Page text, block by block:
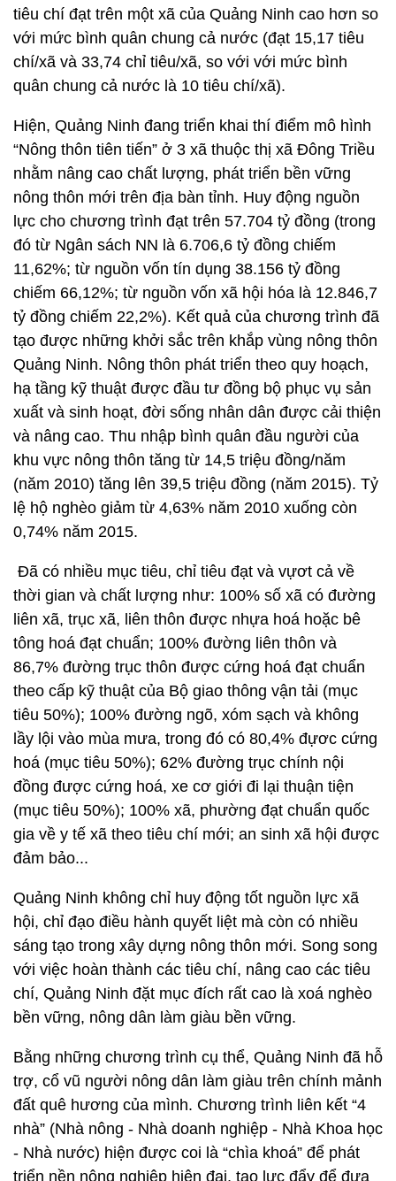
tiêu chí đạt trên một xã của Quảng Ninh cao hơn so
với mức bình quân chung cả nước (đạt 15,17 tiêu
chí/xã và 33,74 chỉ tiêu/xã, so với với mức bình
quân chung cả nước là 10 tiêu chí/xã).
Hiện, Quảng Ninh đang triển khai thí điểm mô hình
“Nông thôn tiên tiến” ở 3 xã thuộc thị xã Đông Triều
nhằm nâng cao chất lượng, phát triển bền vững
nông thôn mới trên địa bàn tỉnh. Huy động nguồn
lực cho chương trình đạt trên 57.704 tỷ đồng (trong
đó từ Ngân sách NN là 6.706,6 tỷ đồng chiếm
11,62%; từ nguồn vốn tín dụng 38.156 tỷ đồng
chiếm 66,12%; từ nguồn vốn xã hội hóa là 12.846,7
tỷ đồng chiếm 22,2%). Kết quả của chương trình đã
tạo được những khởi sắc trên khắp vùng nông thôn
Quảng Ninh. Nông thôn phát triển theo quy hoạch,
hạ tầng kỹ thuật được đầu tư đồng bộ phục vụ sản
xuất và sinh hoạt, đời sống nhân dân được cải thiện
và nâng cao. Thu nhập bình quân đầu người của
khu vực nông thôn tăng từ 14,5 triệu đồng/năm
(năm 2010) tăng lên 39,5 triệu đồng (năm 2015). Tỷ
lệ hộ nghèo giảm từ 4,63% năm 2010 xuống còn
0,74% năm 2015.
Đã có nhiều mục tiêu, chỉ tiêu đạt và vựơt cả về
thời gian và chất lượng như: 100% số xã có đường
liên xã, trục xã, liên thôn được nhựa hoá hoặc bê
tông hoá đạt chuẩn; 100% đường liên thôn và
86,7% đường trục thôn được cứng hoá đạt chuẩn
theo cấp kỹ thuật của Bộ giao thông vận tải (mục
tiêu 50%); 100% đường ngõ, xóm sạch và không
lầy lội vào mùa mưa, trong đó có 80,4% đựơc cứng
hoá (mục tiêu 50%); 62% đường trục chính nội
đồng được cứng hoá, xe cơ giới đi lại thuận tiện
(mục tiêu 50%); 100% xã, phường đạt chuẩn quốc
gia về y tế xã theo tiêu chí mới; an sinh xã hội được
đảm bảo...
Quảng Ninh không chỉ huy động tốt nguồn lực xã
hội, chỉ đạo điều hành quyết liệt mà còn có nhiều
sáng tạo trong xây dựng nông thôn mới. Song song
với việc hoàn thành các tiêu chí, nâng cao các tiêu
chí, Quảng Ninh đặt mục đích rất cao là xoá nghèo
bền vững, nông dân làm giàu bền vững.
Bằng những chương trình cụ thể, Quảng Ninh đã hỗ
trợ, cổ vũ người nông dân làm giàu trên chính mảnh
đất quê hương của mình. Chương trình liên kết “4
nhà” (Nhà nông - Nhà doanh nghiệp - Nhà Khoa học
- Nhà nước) hiện được coi là “chìa khoá” để phát
triển nền nông nghiệp hiện đại, tạo lực đẩy để đưa